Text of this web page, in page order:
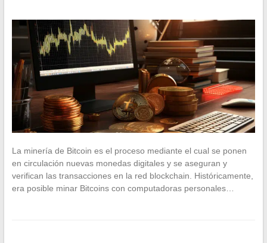
La minería de Bitcoin es el proceso mediante el cual se ponen
en circulación nuevas monedas digitales y se aseguran y
verifican las transacciones en la red blockchain. Históricamente,
era posible minar Bitcoins con computadoras personales…